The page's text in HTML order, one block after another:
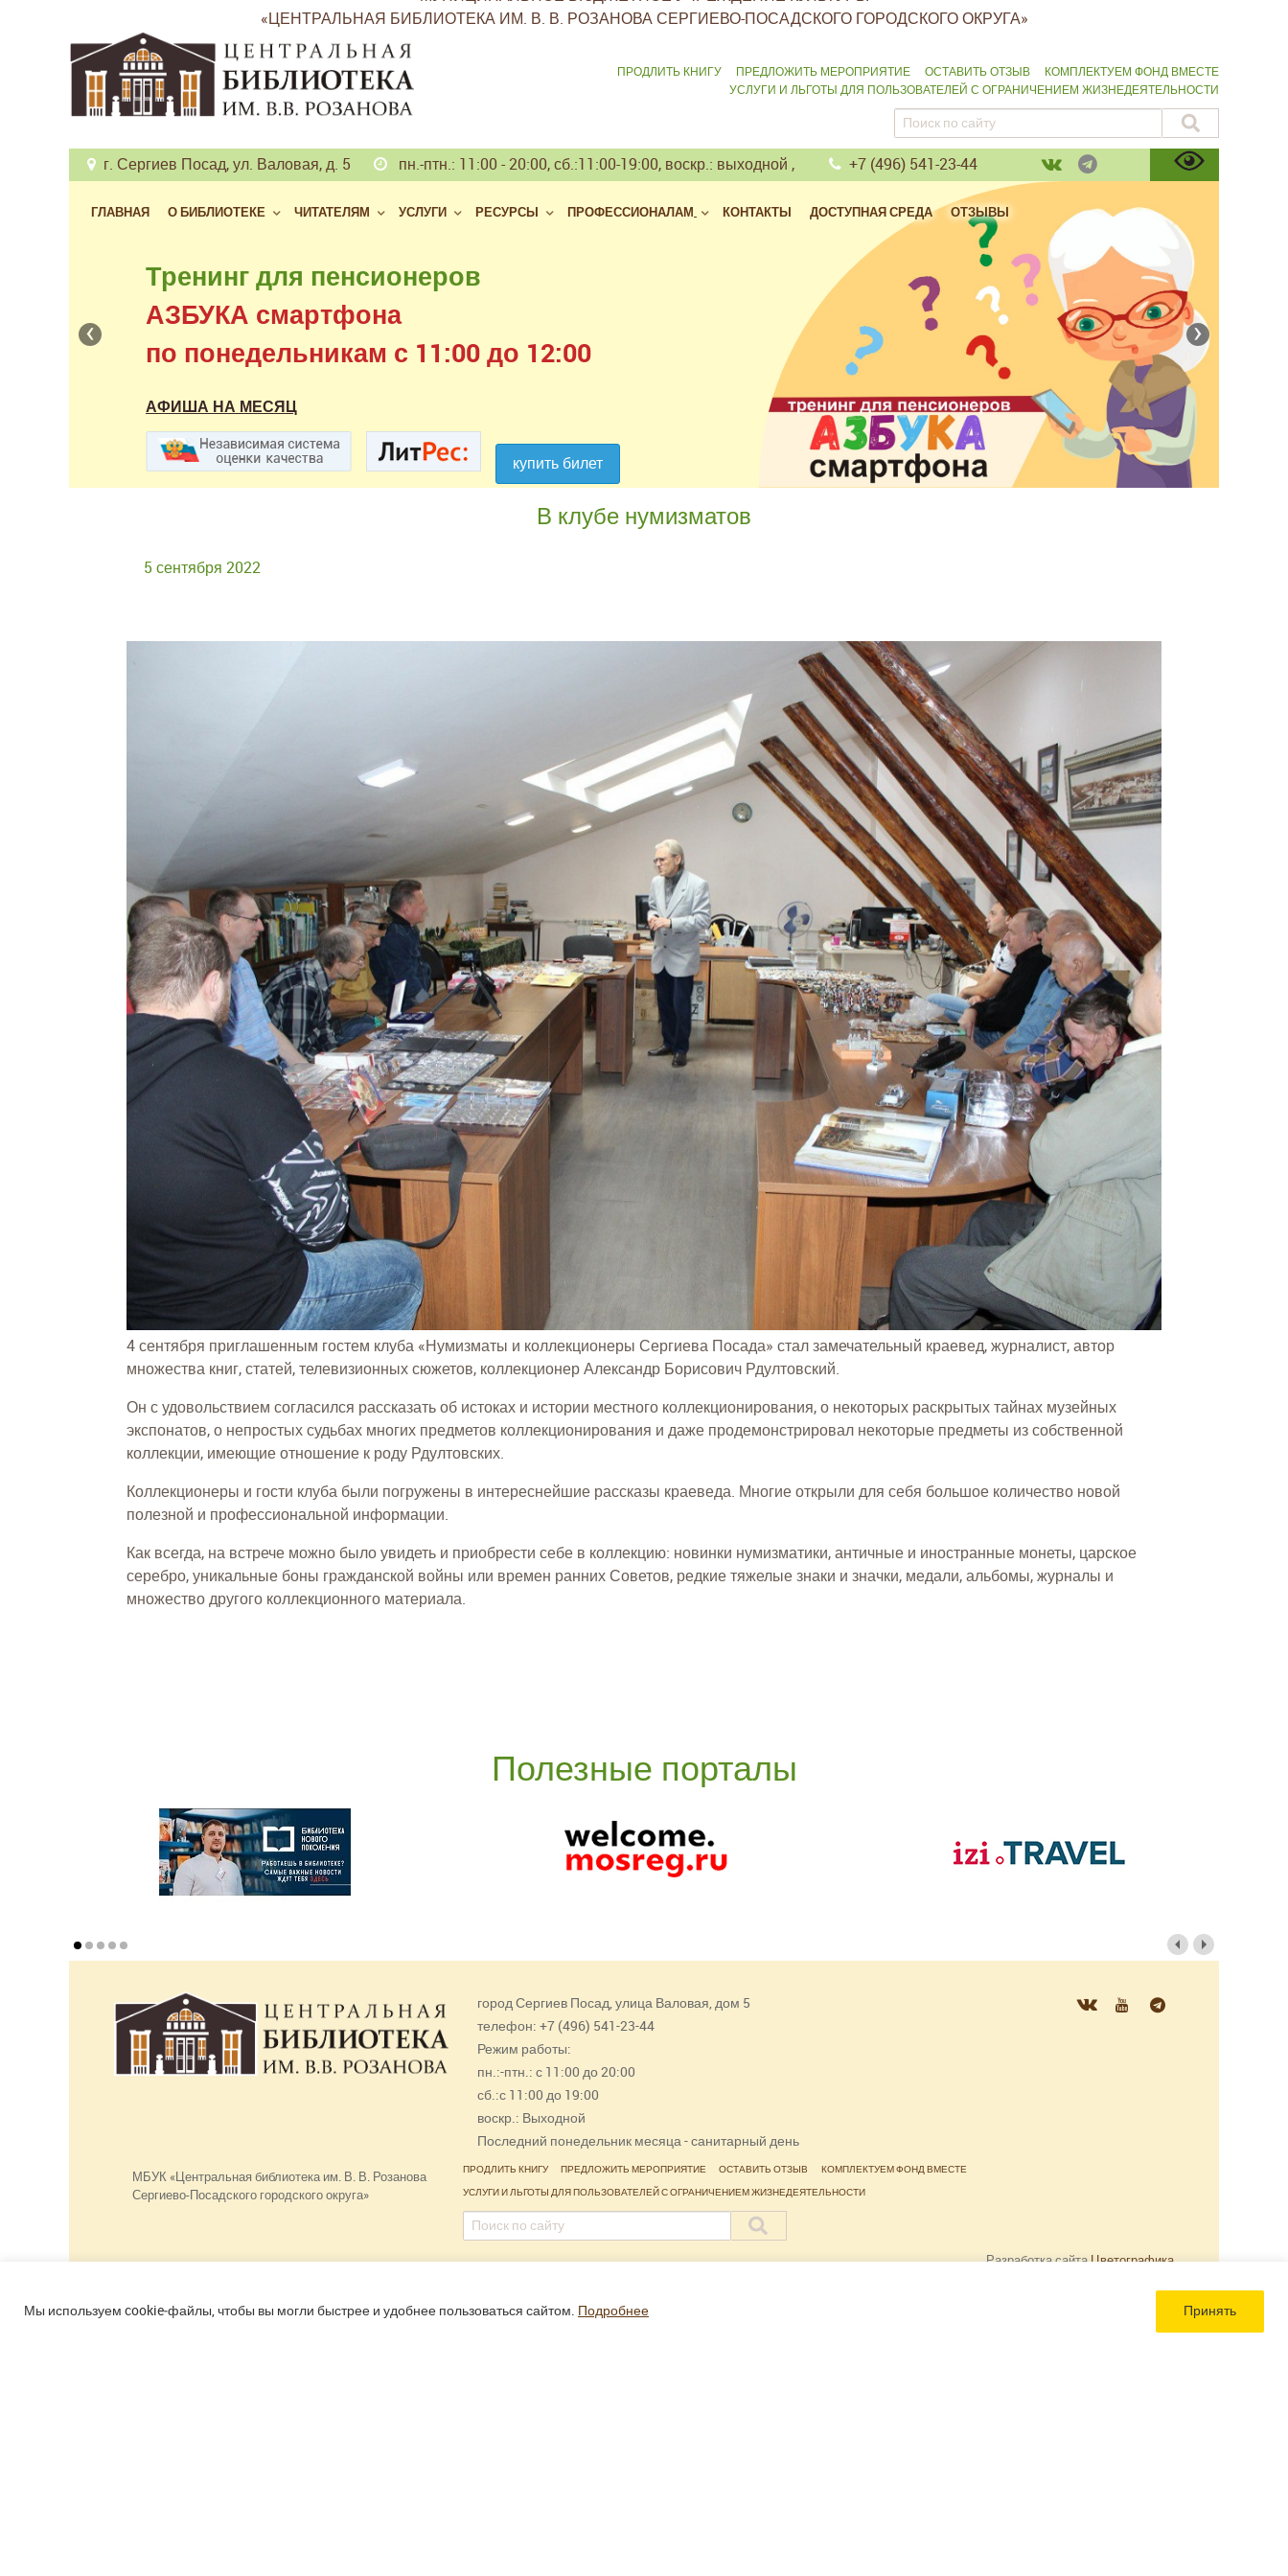
Мы используем cookie‑файлы, чтобы вы могли быстрее и удобнее пользоваться сайтом. Подробнее Принять
«ЦЕНТРАЛЬНАЯ БИБЛИОТЕКА ИМ. В. В. РОЗАНОВА СЕРГИЕВО-ПОСАДСКОГО ГОРОДСКОГО ОКРУГА»
ПРОДЛИТЬ КНИГУ ПРЕДЛОЖИТЬ МЕРОПРИЯТИЕ ОСТАВИТЬ ОТЗЫВ
КОМПЛЕКТУЕМ ФОНД ВМЕСТЕ
УСЛУГИ И ЛЬГОТЫ ДЛЯ ПОЛЬЗОВАТЕЛЕЙ С ОГРАНИЧЕНИЕМ ЖИЗНЕДЕЯТЕЛЬНОСТИ
г. Сергиев Посад, ул. Валовая, д. 5 пн.-птн.: 11:00 - 20:00, сб.:11:00-19:00, воскр.: выходной , +7 (496) 541-23-44
ГЛАВНАЯ О БИБЛИОТЕКЕ ЧИТАТЕЛЯМ УСЛУГИ РЕСУРСЫ ПРОФЕССИОНАЛАМ КОНТАКТЫ ДОСТУПНАЯ СРЕДА ОТЗЫВЫ
Бесплатный доступ
к фондам российских библиотек
в нашем читальном зале
АФИША НА МЕСЯЦ
купить билет
Тренинг для пенсионеров
АЗБУКА смартфона
по понедельникам с 11:00 до 12:00
АФИША НА МЕСЯЦ
купить билет
›
‹
В клубе нумизматов
5 сентября 2022
4 сентября приглашенным гостем клуба «Нумизматы и коллекционеры Сергиева Посада» стал замечательный краевед, журналист, автор
множества книг, статей, телевизионных сюжетов, коллекционер Александр Борисович Рдултовский.
Он с удовольствием согласился рассказать об истоках и истории местного коллекционирования, о некоторых раскрытых тайнах музейных
экспонатов, о непростых судьбах многих предметов коллекционирования и даже продемонстрировал некоторые предметы из собственной
коллекции, имеющие отношение к роду Рдултовских.
Коллекционеры и гости клуба были погружены в интереснейшие рассказы краеведа. Многие открыли для себя большое количество новой
полезной и профессиональной информации.
Как всегда, на встрече можно было увидеть и приобрести себе в коллекцию: новинки нумизматики, античные и иностранные монеты, царское
серебро, уникальные боны гражданской войны или времен ранних Советов, редкие тяжелые знаки и значки, медали, альбомы, журналы и
множество другого коллекционного материала.
Полезные порталы
город Сергиев Посад, улица Валовая, дом 5
телефон: +7 (496) 541-23-44
Режим работы:
пн.:-птн.: с 11:00 до 20:00
сб.:с 11:00 до 19:00
воскр.: Выходной
Последний понедельник месяца - санитарный день
МБУК «Центральная библиотека им. В. В. Розанова
Сергиево-Посадского городского округа»
ПРОДЛИТЬ КНИГУ ПРЕДЛОЖИТЬ МЕРОПРИЯТИЕ ОСТАВИТЬ ОТЗЫВ
КОМПЛЕКТУЕМ ФОНД ВМЕСТЕ
УСЛУГИ И ЛЬГОТЫ ДЛЯ ПОЛЬЗОВАТЕЛЕЙ С ОГРАНИЧЕНИЕМ ЖИЗНЕДЕЯТЕЛЬНОСТИ
Разработка сайтаЦветографика